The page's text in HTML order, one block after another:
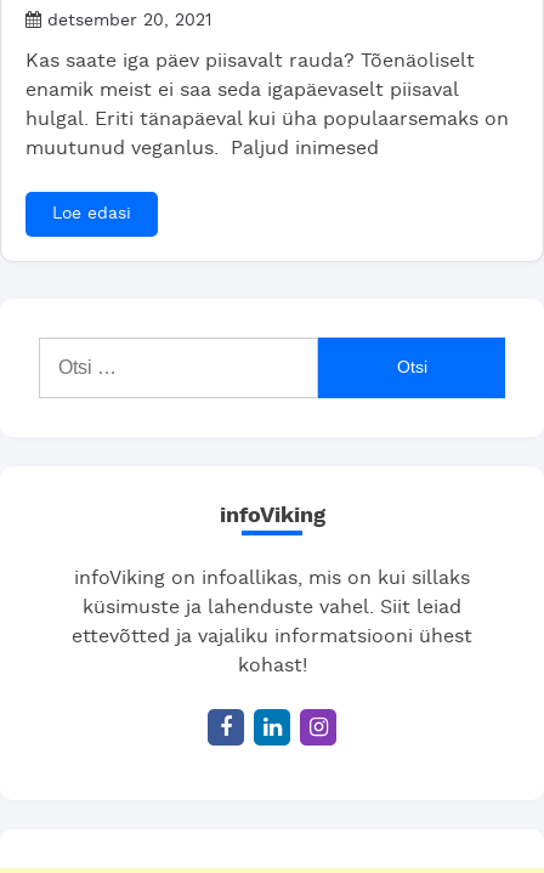
detsember 20, 2021
Kas saate iga päev piisavalt rauda? Tõenäoliselt
enamik meist ei saa seda igapäevaselt piisaval
hulgal. Eriti tänapäeval kui üha populaarsemaks on
muutunud veganlus. Paljud inimesed
Loe edasi
infoViking
infoViking on infoallikas, mis on kui sillaks
küsimuste ja lahenduste vahel. Siit leiad
ettevõtted ja vajaliku informatsiooni ühest
kohast!